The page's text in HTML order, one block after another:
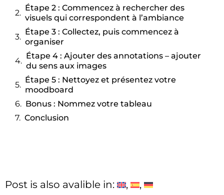
Étape 2 : Commencez à rechercher des
visuels qui correspondent à l’ambiance
Étape 3 : Collectez, puis commencez à
organiser
Étape 4 : Ajouter des annotations – ajouter
du sens aux images
Étape 5 : Nettoyez et présentez votre
moodboard
Bonus : Nommez votre tableau
Conclusion
Post is also avalible in: